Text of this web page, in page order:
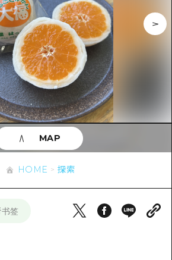
·庙会
·酒水
行车
生活
官方向导
随意旅行
市内
了
周边
旅行
市内
了
口
息
信息
的游览门票
HOME 探索
签
MAP